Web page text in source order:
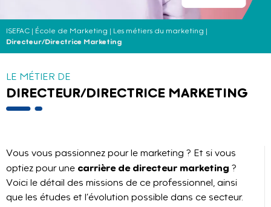
ISEFAC | École de Marketing | Les métiers du marketing |
Directeur/Directrice Marketing
Vous vous passionnez pour le marketing ? Et si vous
optiez pour une carrière de directeur marketing ?
Voici le détail des missions de ce professionnel, ainsi
que les études et l’évolution possible dans ce secteur.
LE MÉTIER DE
DIRECTEUR/DIRECTRICE MARKETING